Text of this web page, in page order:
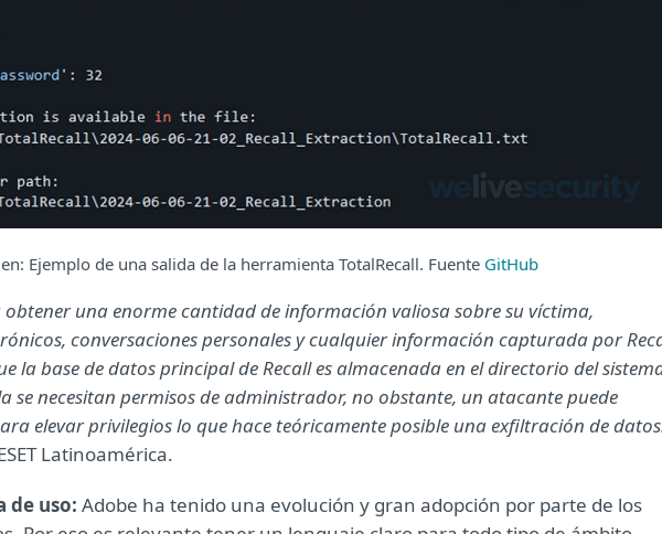
Ejemplo de una salida de la herramienta TotalRecall. Fuente GitHub
una enorme cantidad de información valiosa sobre su víctima,
conversaciones personales y cualquier información capturada por
la base de datos principal de Recall es almacenada en el directorio del
se necesitan permisos de administrador, no obstante, un atacante puede
elevar privilegios lo que hace teóricamente posible una exfiltración de
Latinoamérica.
de uso: Adobe ha tenido una evolución y gran adopción por parte de los